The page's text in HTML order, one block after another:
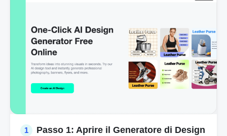
1
Passo 1: Aprire il Generatore di Design